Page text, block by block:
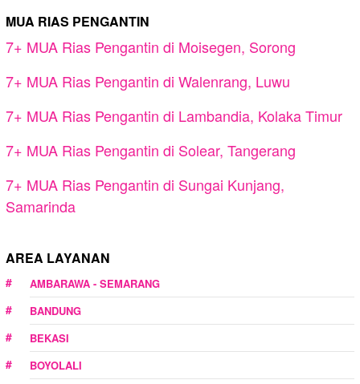
MUA RIAS PENGANTIN
7+ MUA Rias Pengantin di Moisegen, Sorong
7+ MUA Rias Pengantin di Walenrang, Luwu
7+ MUA Rias Pengantin di Lambandia, Kolaka Timur
7+ MUA Rias Pengantin di Solear, Tangerang
7+ MUA Rias Pengantin di Sungai Kunjang,
Samarinda
AREA LAYANAN
AMBARAWA - SEMARANG
BANDUNG
BEKASI
BOYOLALI